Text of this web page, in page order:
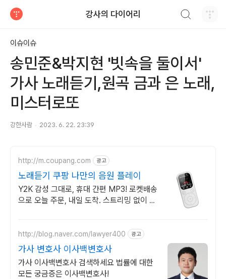
강사의 다이어리
이슈이슈
송민준&박지현 '빗속을 둘이서'
가사 노래듣기,원곡 금과 은 노래,
미스터로또
강한사람 2023. 6. 22. 23:39
http://m.coupang.com 광고
노래듣기 쿠팡 나만의 음원 플레이
Y2K 감성 그대로, 휴대 간편 MP3! 로켓배송
으로 오늘 주문, 내일 도착. 스트리밍 없이 나
http://blog.naver.com/lawyer400 광고
가사 변호사 이사백변호사
가사 이사백변호사 검색하세요 법률에 대한
모든 궁금증은 이사백변호사!